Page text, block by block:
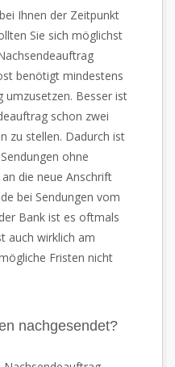
Ihnen der Zeitpunkt
Sie sich möglichst
benötigt mindestens
umzusetzen. Besser ist
schon zwei
zu stellen. Dadurch ist
ohne
die neue Anschrift
bei Sendungen vom
Bank ist es oftmals
auch wirklich am
Fristen nicht
nachgesendet?